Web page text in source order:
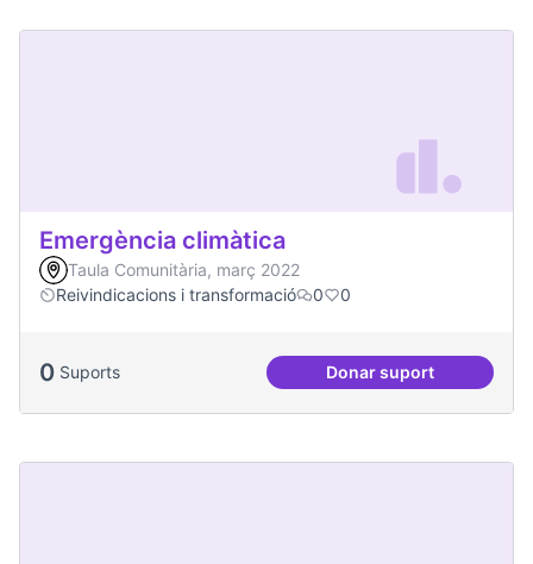
Emergència climàtica
Taula Comunitària, març 2022
Reivindicacions i transformació
0 0
0 Suports Donar suport
Emergència